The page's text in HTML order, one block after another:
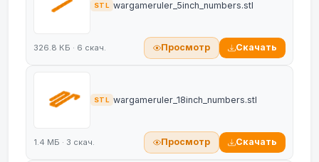
STL wargameruler_5inch_numbers.stl
326.8 КБ · 6 скач. Просмотр Скачать
STL wargameruler_18inch_numbers.stl
1.4 МБ · 3 скач. Просмотр Скачать